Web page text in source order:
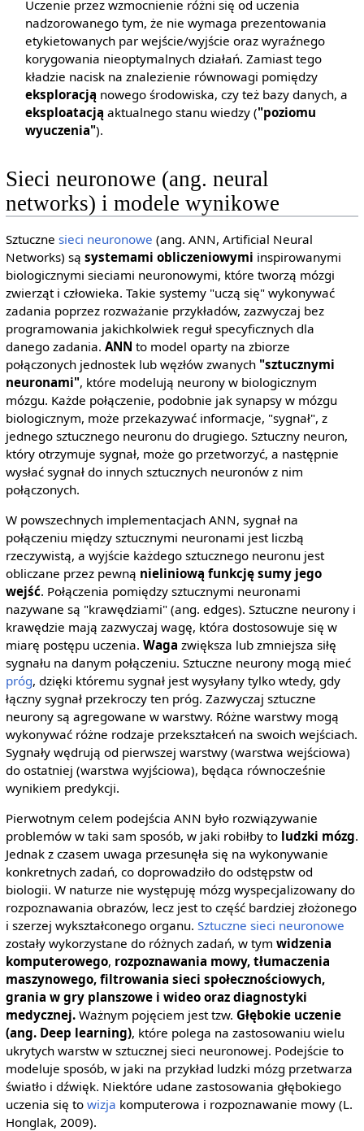
Uczenie przez wzmocnienie różni się od uczenia
nadzorowanego tym, że nie wymaga prezentowania
etykietowanych par wejście/wyjście oraz wyraźnego
korygowania nieoptymalnych działań. Zamiast tego
kładzie nacisk na znalezienie równowagi pomiędzy
eksploracją nowego środowiska, czy też bazy danych, a
eksploatacją aktualnego stanu wiedzy ("poziomu
wyuczenia").
Sieci neuronowe (ang. neural
networks) i modele wynikowe
Sztuczne sieci neuronowe (ang. ANN, Artificial Neural
Networks) są systemami obliczeniowymi inspirowanymi
biologicznymi sieciami neuronowymi, które tworzą mózgi
zwierząt i człowieka. Takie systemy "uczą się" wykonywać
zadania poprzez rozważanie przykładów, zazwyczaj bez
programowania jakichkolwiek reguł specyficznych dla
danego zadania. ANN to model oparty na zbiorze
połączonych jednostek lub węzłów zwanych "sztucznymi
neuronami", które modelują neurony w biologicznym
mózgu. Każde połączenie, podobnie jak synapsy w mózgu
biologicznym, może przekazywać informacje, "sygnał", z
jednego sztucznego neuronu do drugiego. Sztuczny neuron,
który otrzymuje sygnał, może go przetworzyć, a następnie
wysłać sygnał do innych sztucznych neuronów z nim
połączonych.
W powszechnych implementacjach ANN, sygnał na
połączeniu między sztucznymi neuronami jest liczbą
rzeczywistą, a wyjście każdego sztucznego neuronu jest
obliczane przez pewną nieliniową funkcję sumy jego
wejść. Połączenia pomiędzy sztucznymi neuronami
nazywane są "krawędziami" (ang. edges). Sztuczne neurony i
krawędzie mają zazwyczaj wagę, która dostosowuje się w
miarę postępu uczenia. Waga zwiększa lub zmniejsza siłę
sygnału na danym połączeniu. Sztuczne neurony mogą mieć
próg, dzięki któremu sygnał jest wysyłany tylko wtedy, gdy
łączny sygnał przekroczy ten próg. Zazwyczaj sztuczne
neurony są agregowane w warstwy. Różne warstwy mogą
wykonywać różne rodzaje przekształceń na swoich wejściach.
Sygnały wędrują od pierwszej warstwy (warstwa wejściowa)
do ostatniej (warstwa wyjściowa), będąca równocześnie
wynikiem predykcji.
Pierwotnym celem podejścia ANN było rozwiązywanie
problemów w taki sam sposób, w jaki robiłby to ludzki mózg.
Jednak z czasem uwaga przesunęła się na wykonywanie
konkretnych zadań, co doprowadziło do odstępstw od
biologii. W naturze nie występuję mózg wyspecjalizowany do
rozpoznawania obrazów, lecz jest to część bardziej złożonego
i szerzej wykształconego organu. Sztuczne sieci neuronowe
zostały wykorzystane do różnych zadań, w tym widzenia
komputerowego, rozpoznawania mowy, tłumaczenia
maszynowego, filtrowania sieci społecznościowych,
grania w gry planszowe i wideo oraz diagnostyki
medycznej.Ważnym pojęciem jest tzw. Głębokie uczenie
(ang. Deep learning), które polega na zastosowaniu wielu
ukrytych warstw w sztucznej sieci neuronowej. Podejście to
modeluje sposób, w jaki na przykład ludzki mózg przetwarza
światło i dźwięk. Niektóre udane zastosowania głębokiego
uczenia się to wizja komputerowa i rozpoznawanie mowy (L.
Honglak, 2009).